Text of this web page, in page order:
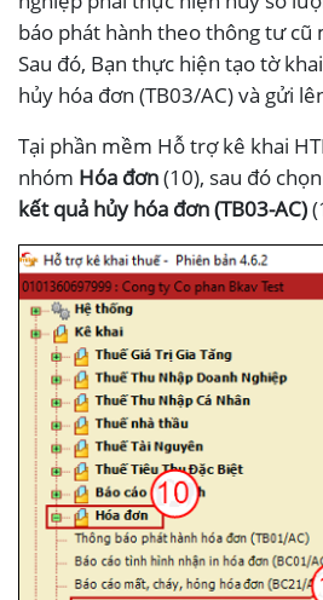
báo phát hành theo thông tư cũ
Sau đó, Bạn thực hiện tạo tờ
hủy hóa đơn (TB03/AC) và gửi
Tại phần mềm Hỗ trợ kê khai
nhóm Hóa đơn(10), sau đó
kết quả hủy hóa đơn (TB03-AC)